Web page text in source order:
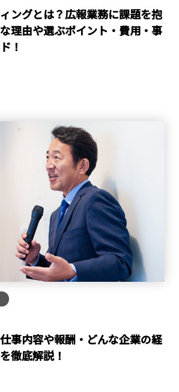
ングとは？広報業務に課題を抱
理由や選ぶポイント・費用・事
！
事内容や報酬・どんな企業の経
徹底解説！